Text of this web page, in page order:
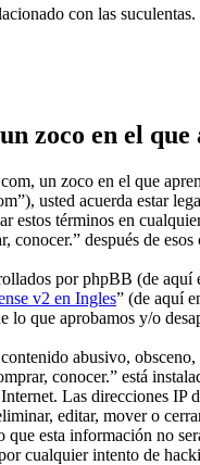
con las suculentas.
zoco en el
un zoco en el que
usted acuerda estar
estos términos en
conocer.” después de
por phpBB (de
v2 en Ingles” (de aquí
lo que aprobamos y/o
abusivo,
conocer.” está
Las direcciones IP
editar, mover o
que esta información no
cualquier intento de